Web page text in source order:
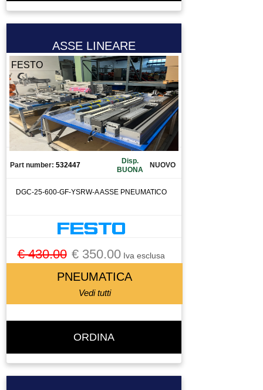
VALVOLA
VENTOLA
VITE A RICIRCOLO DI SFERE
ZIONAMENTO
ASSE LINEARE
FESTO
Part number: 532447
Disp.
BUONA
NUOVO
DGC-25-600-GF-YSRW-A ASSE PNEUMATICO
€ 430.00 € 350.00Iva esclusa
PNEUMATICA
Vedi tutti
ORDINA